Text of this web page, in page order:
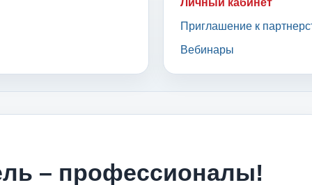
Личный кабинет
Приглашение к
Вебинары
– профессионалы!